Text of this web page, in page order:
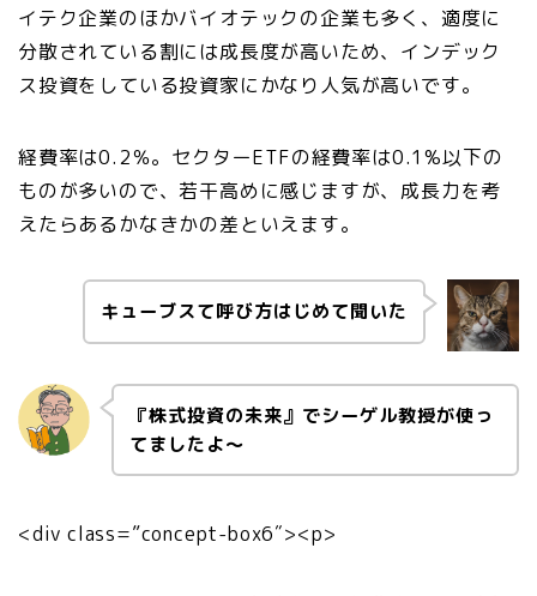
イテク企業のほかバイオテックの企業も多く、適度に
分散されている割には成長度が高いため、インデック
ス投資をしている投資家にかなり人気が高いです。
経費率は0.2％。セクターETFの経費率は0.1%以下の
ものが多いので、若干高めに感じますが、成長力を考
えたらあるかなきかの差といえます。
キューブスて呼び方はじめて聞いた
『株式投資の未来』でシーゲル教授が使っ
てましたよ〜
<div class=”concept-box6″><p>